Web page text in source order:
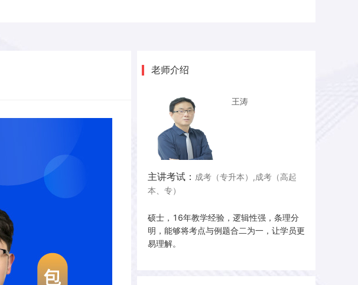
28-第三章-一元函数积分学（五）
30-第三章-一元函数积分学（七）
31-第三章-一元函数积分学（八）
32-第三章-一元函数积分学（九）
33-第三章-一元函数积分学（十）
34-第三章-一元函数积分学（十一）
35-第三章-一元函数积分学（十二）
36-第三章-一元函数积分学（十三）
37-第三章-一元函数积分学（十四）
39-第三章-一元函数积分学（十六）
老师介绍
王涛
主讲考试： 成考（专升本）,成考（高起
本、专）
硕士，16年教学经验，逻辑性强，条理分
明，能够将考点与例题合二为一，让学员更
易理解。